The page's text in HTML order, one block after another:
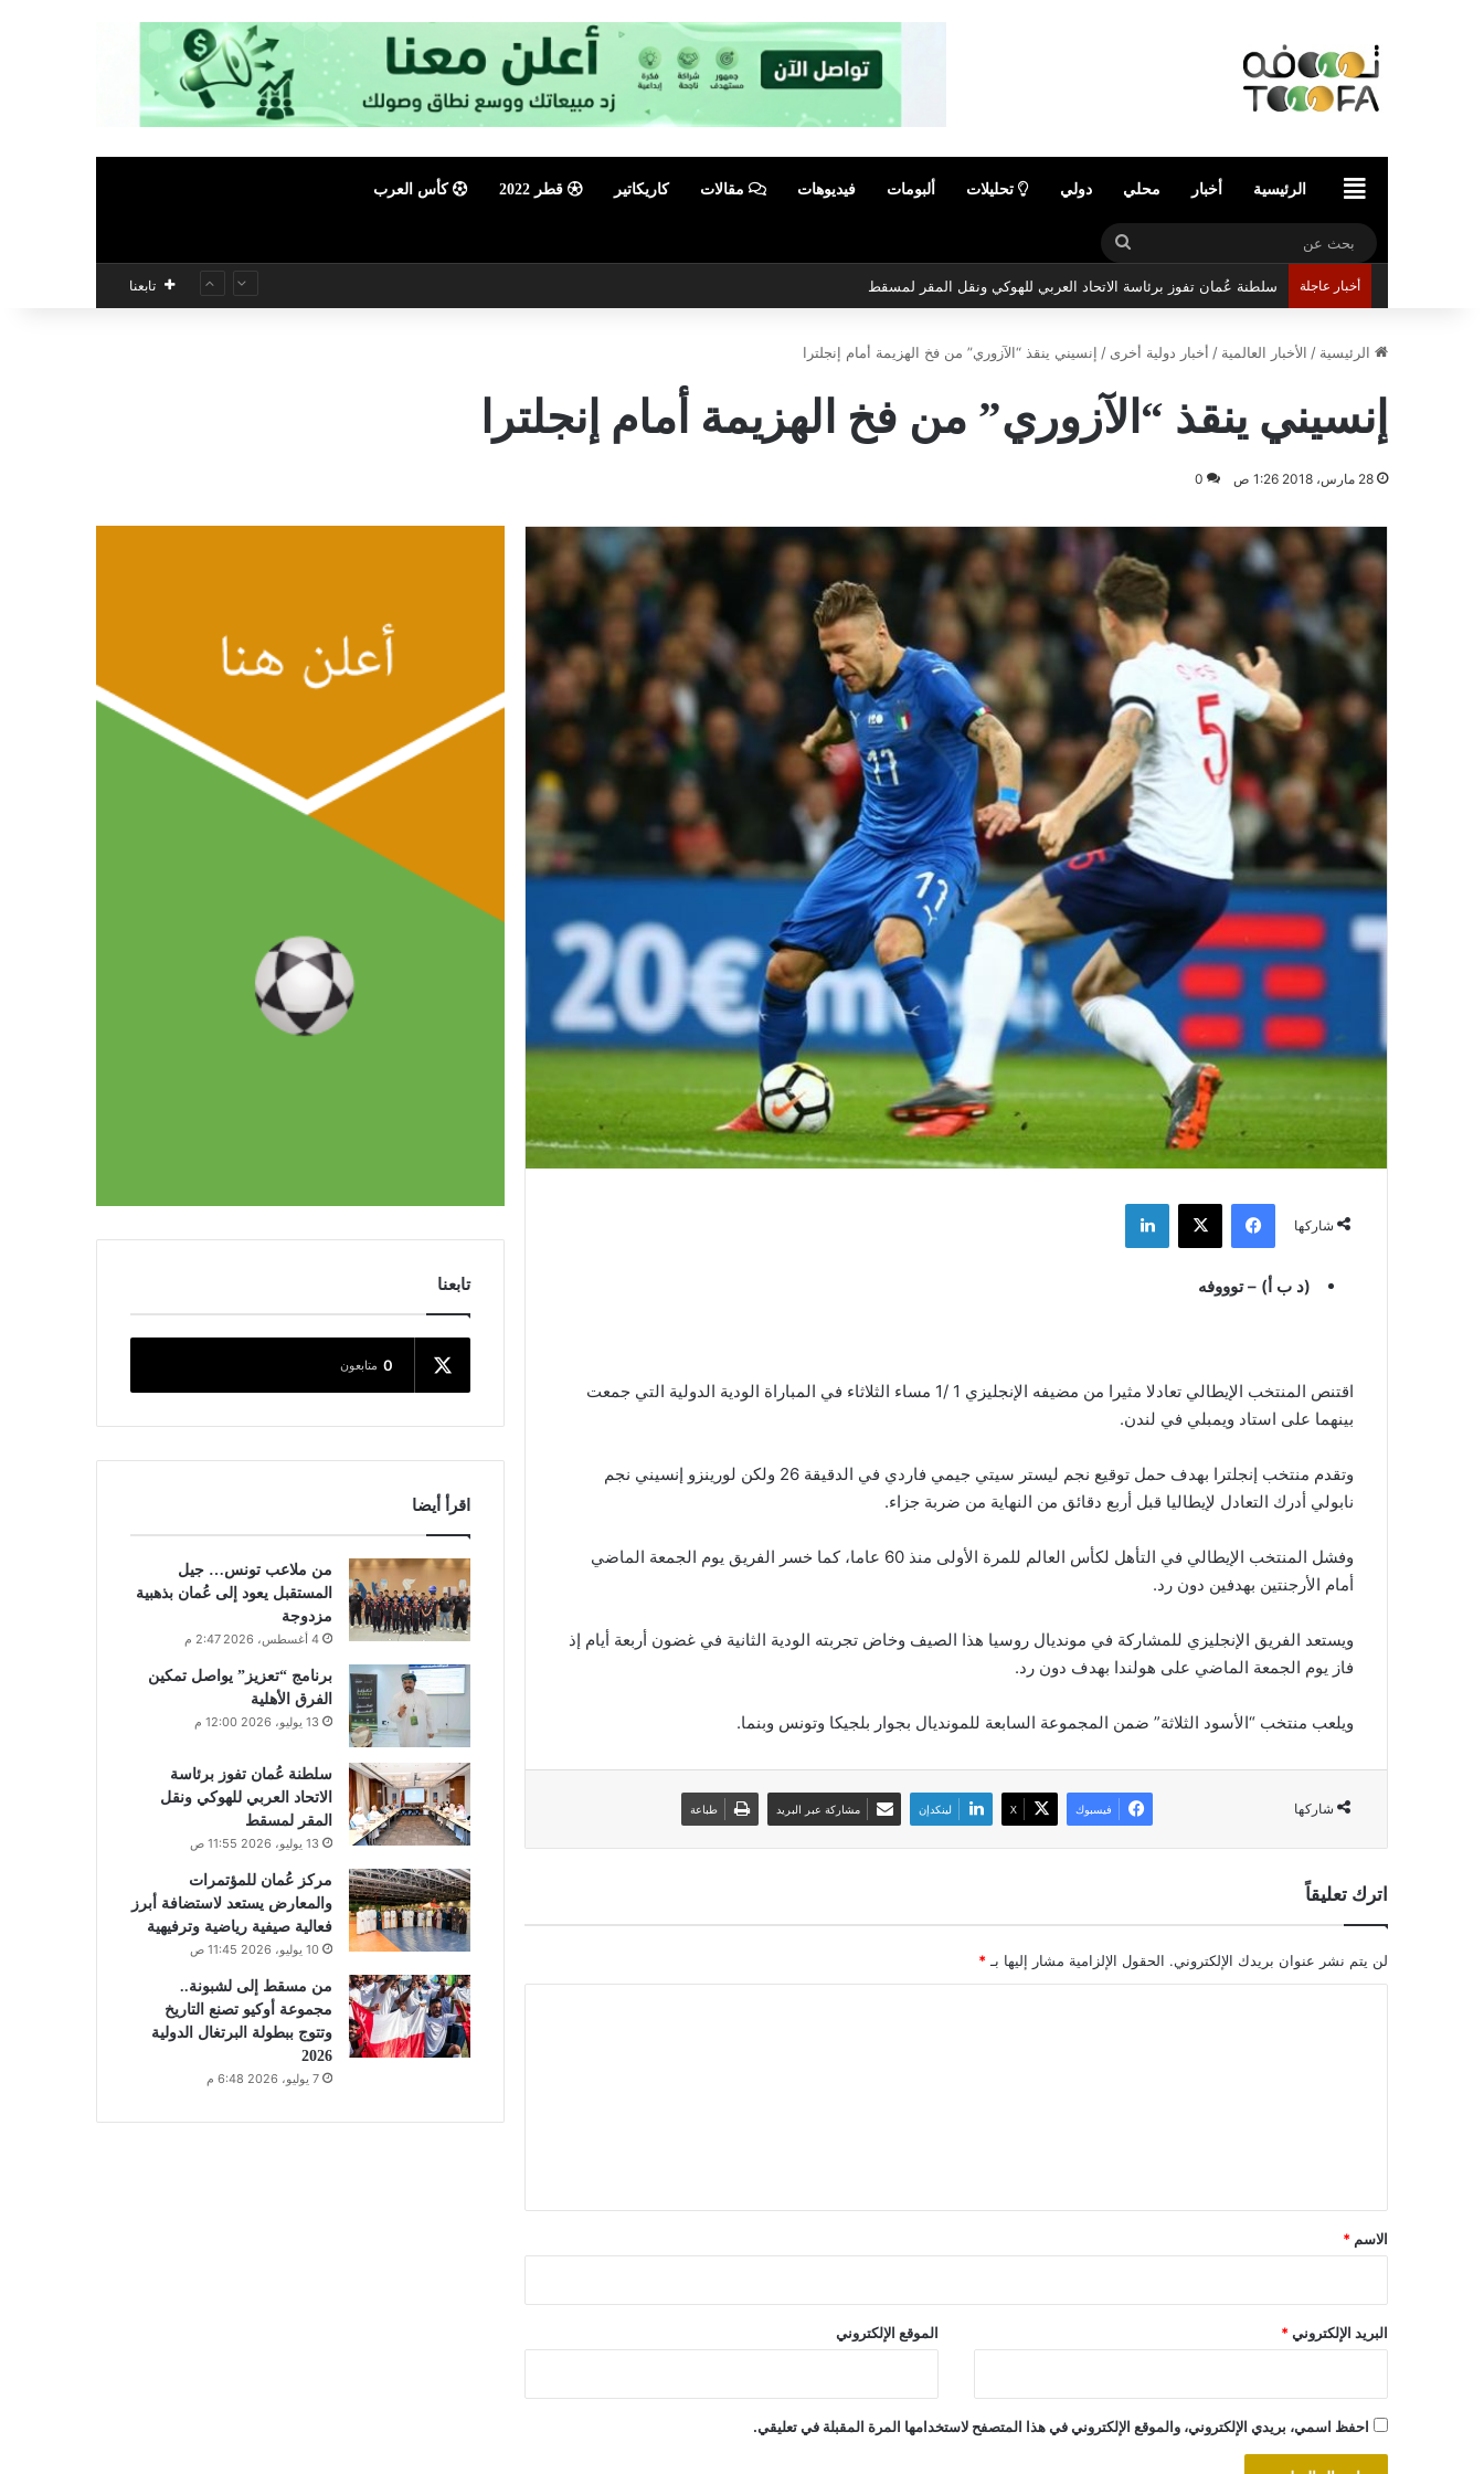
الرئيسيةالرئيسية أخبار محلي دولي تحليلات ألبومات فيديوهات مقالات كاريكاتير قطر 2022 كأس العرب
بحث
عن
أخبار عاجلة سلطنة عُمان تفوز برئاسة الاتحاد العربي للهوكي ونقل المقر لمسقط تابعنا
الرئيسية / الأخبار العالمية / أخبار دولية أخرى / إنسيني ينقذ “الآزوري” من فخ الهزيمة أمام إنجلترا
إنسيني ينقذ “الآزوري” من فخ الهزيمة أمام إنجلترا
28 مارس، 2018 1:26 ص 0
شاركها
فيسبوك ‫X لينكدإن
(د ب أ) – توووفه
اقتنص المنتخب الإيطالي تعادلا مثيرا من مضيفه الإنجليزي 1 /1 مساء الثلاثاء في المباراة الودية الدولية التي جمعت
بينهما على استاد ويمبلي في لندن.
وتقدم منتخب إنجلترا بهدف حمل توقيع نجم ليستر سيتي جيمي فاردي في الدقيقة 26 ولكن لورينزو إنسيني نجم
نابولي أدرك التعادل لإيطاليا قبل أربع دقائق من النهاية من ضربة جزاء.
وفشل المنتخب الإيطالي في التأهل لكأس العالم للمرة الأولى منذ 60 عاما، كما خسر الفريق يوم الجمعة الماضي
أمام الأرجنتين بهدفين دون رد.
ويستعد الفريق الإنجليزي للمشاركة في مونديال روسيا هذا الصيف وخاض تجربته الودية الثانية في غضون أربعة أيام إذ
فاز يوم الجمعة الماضي على هولندا بهدف دون رد.
ويلعب منتخب “الأسود الثلاثة” ضمن المجموعة السابعة للمونديال بجوار بلجيكا وتونس وبنما.
شاركها فيسبوك ‫X لينكدإن مشاركة عبر البريد طباعة
اترك تعليقاً
لن يتم نشر عنوان بريدك الإلكتروني. الحقول الإلزامية مشار إليها بـ*
*
الاسم *
البريد الإلكتروني* الموقع الإلكتروني
احفظ اسمي، بريدي الإلكتروني، والموقع الإلكتروني في هذا المتصفح لاستخدامها المرة المقبلة في تعليقي.
تابعنا
0 متابعون
اقرأ أيضا
من ملاعب تونس… جيل
المستقبل يعود إلى عُمان بذهبية
مزدوجة
4 أغسطس، 2026 2:47 م
برنامج “تعزيز” يواصل تمكين
الفرق الأهلية
13 يوليو، 2026 12:00 م
سلطنة عُمان تفوز برئاسة
الاتحاد العربي للهوكي ونقل
المقر لمسقط
13 يوليو، 2026 11:55 ص
مركز عُمان للمؤتمرات
والمعارض يستعد لاستضافة أبرز
فعالية صيفية رياضية وترفيهية
10 يوليو، 2026 11:45 ص
من مسقط إلى لشبونة..
مجموعة أوكيو تصنع التاريخ
وتتوج ببطولة البرتغال الدولية
2026
7 يوليو، 2026 6:48 م